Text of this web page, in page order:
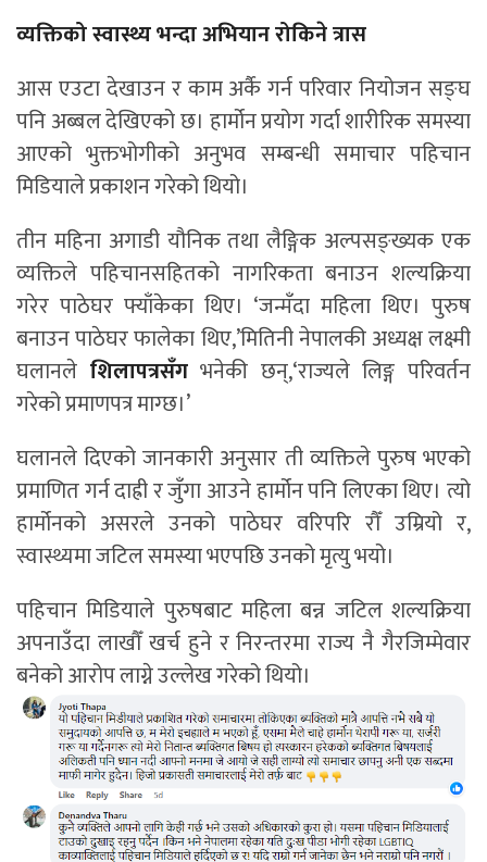
व्यक्तिको स्वास्थ्य भन्दा अभियान रोकिने त्रास
आस एउटा देखाउन र काम अर्कै गर्न परिवार नियोजन सङ्घ
पनि अब्बल देखिएको छ। हार्मोन प्रयोग गर्दा शारीरिक समस्या
आएको भुक्तभोगीको अनुभव सम्बन्धी समाचार पहिचान
मिडियाले प्रकाशन गरेको थियो।
तीन महिना अगाडी यौनिक तथा लैङ्गिक अल्पसङ्ख्यक एक
व्यक्तिले पहिचानसहितको नागरिकता बनाउन शल्यक्रिया
गरेर पाठेघर फ्याँकेका थिए। ‘जन्मँदा महिला थिए। पुरुष
बनाउन पाठेघर फालेका थिए,’मितिनी नेपालकी अध्यक्ष लक्ष्मी
घलानले शिलापत्रसँगभनेकी छन्,‘राज्यले लिङ्ग परिवर्तन
गरेको प्रमाणपत्र माग्छ।’
घलानले दिएको जानकारी अनुसार ती व्यक्तिले पुरुष भएको
प्रमाणित गर्न दाह्री र जुँगा आउने हार्मोन पनि लिएका थिए। त्यो
हार्मोनको असरले उनको पाठेघर वरिपरि रौँ उम्रियो र,
स्वास्थ्यमा जटिल समस्या भएपछि उनको मृत्यु भयो।
पहिचान मिडियाले पुरुषबाट महिला बन्न जटिल शल्यक्रिया
अपनाउँदा लाखौँ खर्च हुने र निरन्तरमा राज्य नै गैरजिम्मेवार
बनेको आरोप लाग्ने उल्लेख गरेको थियो।